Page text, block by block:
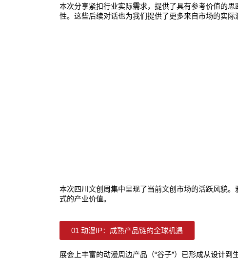
本次分享紧扣行业实际需求，提供了具有参考价值的
性。这些后续对话也为我们提供了更多来自市场的实际
本次四川文创周集中呈现了当前文创市场的活跃风貌
式的产业价值。
01 动漫IP：成熟产品链的全球机遇
展会上丰富的动漫周边产品（“谷子”）已形成从设计